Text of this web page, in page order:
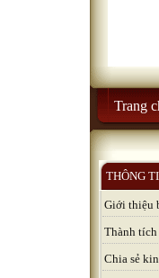
Trang
THÔNG
Giới thiệu
Thành tích
Chia sẻ